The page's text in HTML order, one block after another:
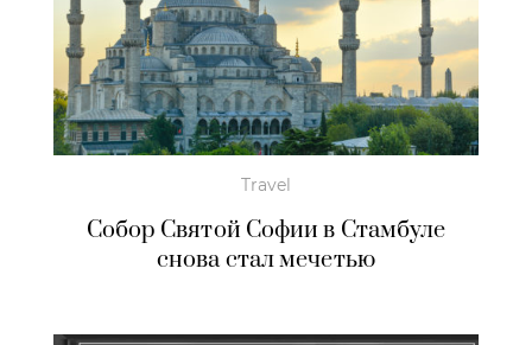
Travel
Собор Святой Софии в Стамбуле
снова стал мечетью